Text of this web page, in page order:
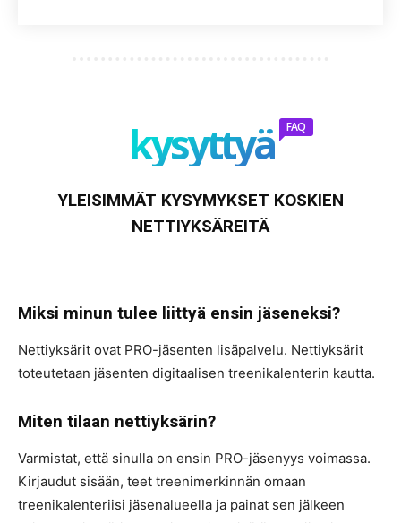
kysyttyä FAQ
YLEISIMMÄT KYSYMYKSET KOSKIEN
NETTIYKSÄREITÄ
Miksi minun tulee liittyä ensin jäseneksi?
Nettiyksärit ovat PRO-jäsenten lisäpalvelu. Nettiyksärit
toteutetaan jäsenten digitaalisen treenikalenterin kautta.
Miten tilaan nettiyksärin?
Varmistat, että sinulla on ensin PRO-jäsenyys voimassa.
Kirjaudut sisään, teet treenimerkinnän omaan
treenikalenteriisi jäsenalueella ja painat sen jälkeen